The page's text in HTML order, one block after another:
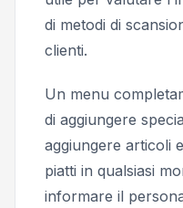
di metodi di
clienti.
Un menu
di aggiungere
aggiungere articoli
piatti in qualsiasi
informare il